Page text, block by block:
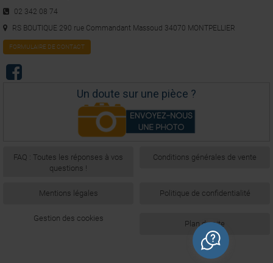
02 342 08 74
RS BOUTIQUE 290 rue Commandant Massoud 34070 MONTPELLIER
FORMULAIRE DE CONTACT
Un doute sur une pièce ?
FAQ : Toutes les réponses à vos
questions !
Conditions générales de vente
Mentions légales Politique de confidentialité
Gestion des cookies
Plan du site